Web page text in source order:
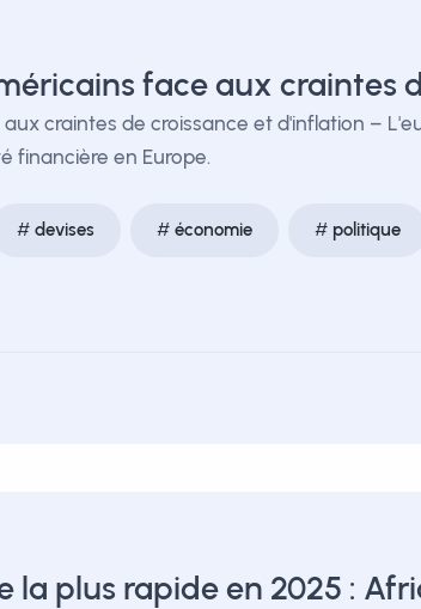
face aux craintes
craintes de croissance et d'inflation –
financière en Europe.
devises économie politique
la plus rapide en 2025 :